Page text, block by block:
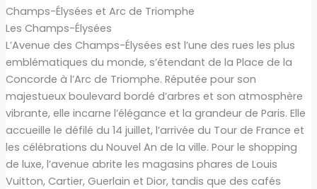
Champs-Élysées et Arc de Triomphe
Les Champs-Élysées
L’Avenue des Champs-Élysées est l’une des rues les plus
emblématiques du monde, s’étendant de la Place de la
Concorde à l’Arc de Triomphe. Réputée pour son
majestueux boulevard bordé d’arbres et son atmosphère
vibrante, elle incarne l’élégance et la grandeur de Paris. Elle
accueille le défilé du 14 juillet, l’arrivée du Tour de France et
les célébrations du Nouvel An de la ville. Pour le shopping
de luxe, l’avenue abrite les magasins phares de Louis
Vuitton, Cartier, Guerlain et Dior, tandis que des cafés